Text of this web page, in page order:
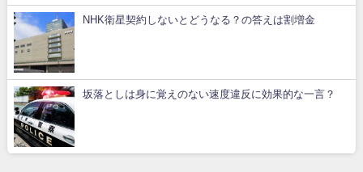
NHK衛星契約しないとどうなる？の答えは割増金
坂落としは身に覚えのない速度違反に効果的な一言？